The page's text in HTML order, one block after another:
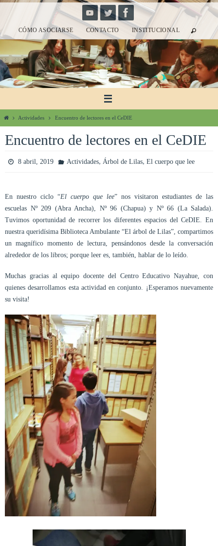
contenidoCÓMO ASOCIARSE CONTACTO INSTITUCIONAL
InicioActividades Encuentro de lectores en el CeDIE
Encuentro de lectores en el CeDIE
8 abril, 2019 Actividades, Árbol de Lilas, El cuerpo que lee
En nuestro ciclo “El cuerpo que lee” nos visitaron estudiantes de las
escuelas Nº 209 (Abra Ancha), Nº 96 (Chapua) y Nº 66 (La Salada).
Tuvimos oportunidad de recorrer los diferentes espacios del CeDIE. En
nuestra queridísima Biblioteca Ambulante “El árbol de Lilas”, compartimos
un magnífico momento de lectura, pensándonos desde la conversación
alrededor de los libros; porque leer es, también, hablar de lo leído.
Muchas gracias al equipo docente del Centro Educativo Nayahue, con
quienes desarrollamos esta actividad en conjunto. ¡Esperamos nuevamente
su visita!